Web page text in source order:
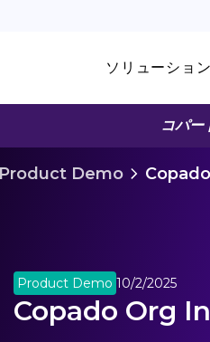
ソリューション
コパー
Product Demo
Product Demo 10/2/2025
Copado Org